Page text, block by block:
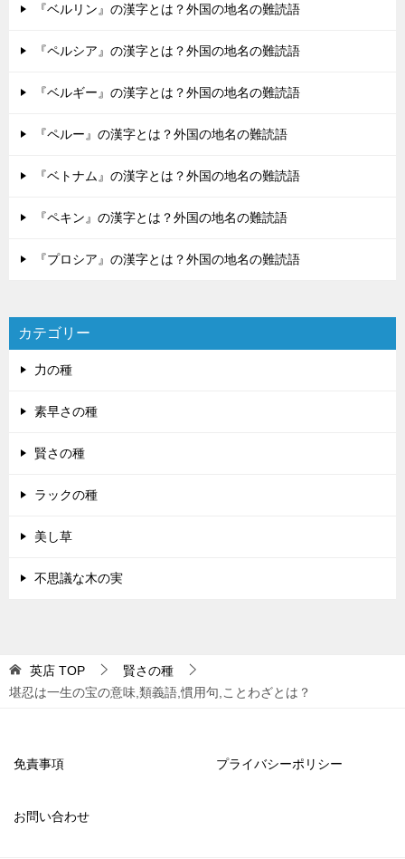
『ベルリン』の漢字とは？外国の地名の難読語
『ペルシア』の漢字とは？外国の地名の難読語
『ベルギー』の漢字とは？外国の地名の難読語
『ペルー』の漢字とは？外国の地名の難読語
『ベトナム』の漢字とは？外国の地名の難読語
『ペキン』の漢字とは？外国の地名の難読語
『プロシア』の漢字とは？外国の地名の難読語
カテゴリー
力の種
素早さの種
賢さの種
ラックの種
美し草
不思議な木の実
英店 TOP
賢さの種
堪忍は一生の宝の意味,類義語,慣用句,ことわざとは？
免責事項 プライバシーポリシー
お問い合わせ